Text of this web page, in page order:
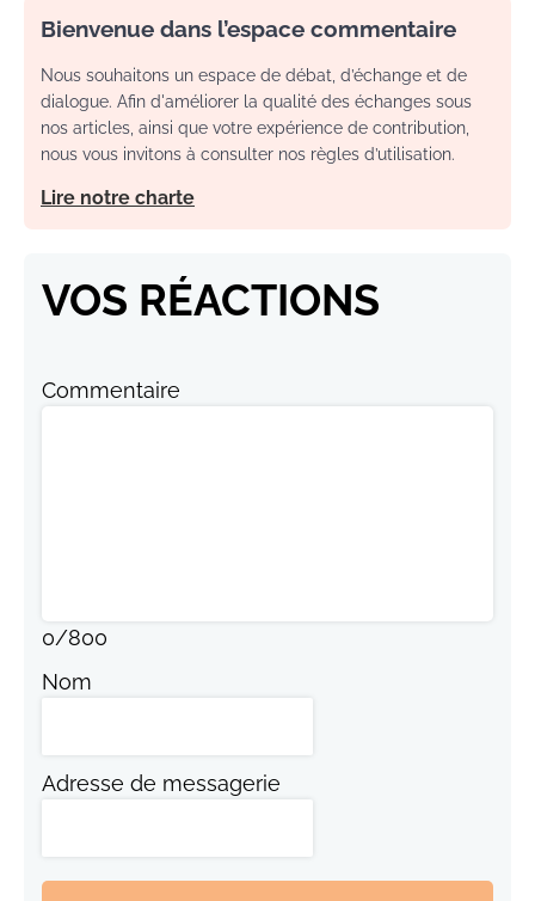
Bienvenue dans l’espace commentaire
Nous souhaitons un espace de débat, d’échange et de
dialogue. Afin d'améliorer la qualité des échanges sous
nos articles, ainsi que votre expérience de contribution,
nous vous invitons à consulter nos règles d’utilisation.
Lire notre charte
VOS RÉACTIONS
Commentaire
0/800
Nom
Adresse de messagerie